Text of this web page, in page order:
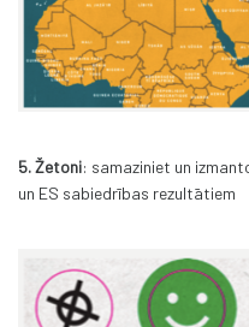
5.Žetoni: samaziniet un
un ES sabiedrības rezultātiem